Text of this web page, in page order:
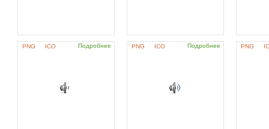
PNG ICO Подробнее PNG ICO Подробнее PNG